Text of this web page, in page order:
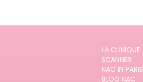
LA CLINIQUE
SCANNER
NAC IN PARIS
BLOG NAC